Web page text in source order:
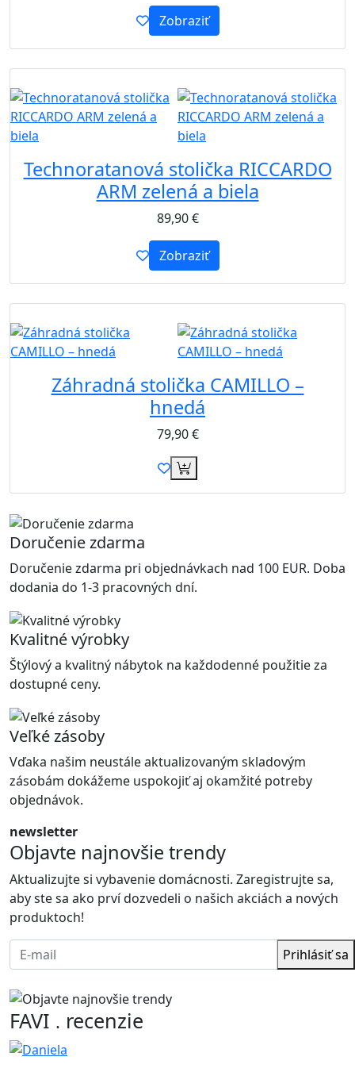
Zobraziť
Technoratanová stolička RICCARDO
ARM zelená a biela
89,90€
Zobraziť
Záhradná stolička CAMILLO –
hnedá
79,90€
Doručenie zdarma
Doručenie zdarma pri objednávkach nad 100 EUR. Doba
dodania do 1-3 pracovných dní.
Kvalitné výrobky
Štýlový a kvalitný nábytok na každodenné použitie za
dostupné ceny.
Veľké zásoby
Vďaka našim neustále aktualizovaným skladovým
zásobám dokážeme uspokojiť aj okamžité potreby
objednávok.
newsletter
Objavte najnovšie trendy
Aktualizujte si vybavenie domácnosti. Zaregistrujte sa,
aby ste sa ako prví dozvedeli o našich akciách a nových
produktoch!
Prihlásiť sa
FAVI . recenzie